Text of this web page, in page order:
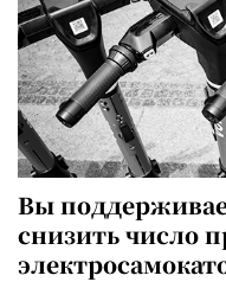
Вы
снизить число